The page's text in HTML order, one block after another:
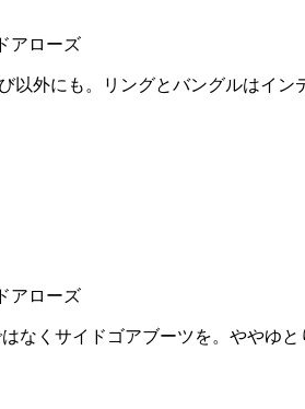
外にも。リングとバングルはイ
なくサイドゴアブーツを。ややゆ